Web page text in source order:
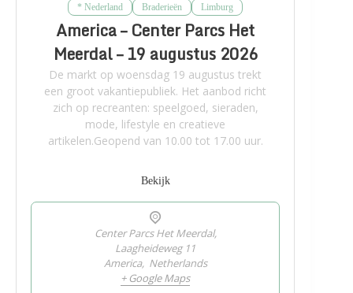
* Nederland Braderieën Limburg
America – Center Parcs Het
Meerdal – 19 augustus 2026
De markt op woensdag 19 augustus trekt
een groot vakantiepubliek. Het aanbod richt
zich op recreanten: speelgoed, sieraden,
mode, lifestyle en creatieve
artikelen.Geopend van 10.00 tot 17.00 uur.
Bekijk
Center Parcs Het Meerdal,
Laagheideweg 11
America, Netherlands
+ Google Maps